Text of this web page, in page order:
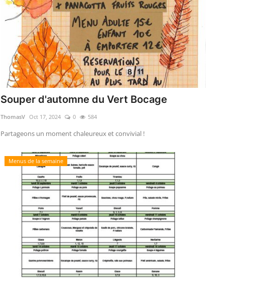
Souper d'automne du Vert Bocage
ThomasV Oct 17, 2024 0 584
Partageons un moment chaleureux et convivial !
Menus de la semaine